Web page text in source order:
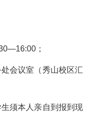
；
会议室（秀山校区汇
须本人亲自到报到现